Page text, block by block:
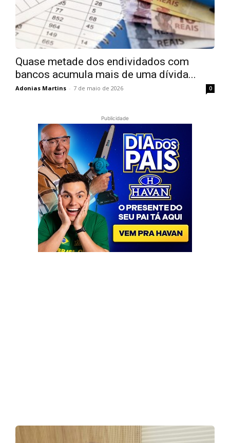
Quase metade dos endividados com
bancos acumula mais de uma dívida...
Adonias Martins - 7 de maio de 2026 0
Publicidade